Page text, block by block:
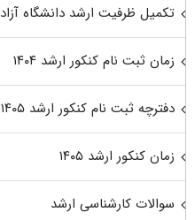
تکمیل ظرفیت ارشد دانشگاه آزاد ۱۴۰۳
زمان ثبت نام کنکور ارشد ۱۴۰۴
دفترچه ثبت نام کنکور ارشد ۱۴۰۵
زمان کنکور ارشد ۱۴۰۵
سوالات کارشناسی ارشد